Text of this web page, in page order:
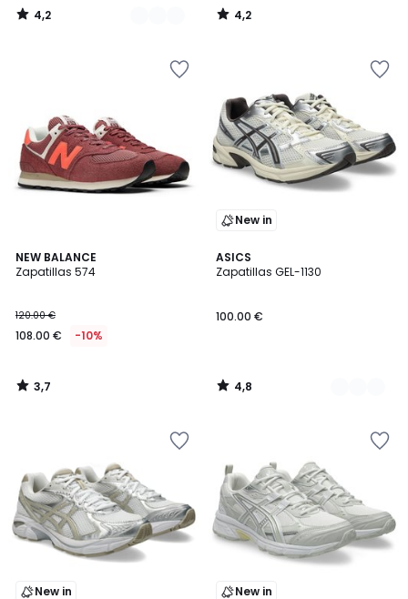
4,2
/
4,2
/
NEW BALANCE
Zapatillas 574
120.00 €
108.00 € -10%
3,7
/ 5
3,7
/
New in
ASICS
Zapatillas GEL-1130
100.00 €
4,8
/ 5
3
Colores
4,8
/
New in New in